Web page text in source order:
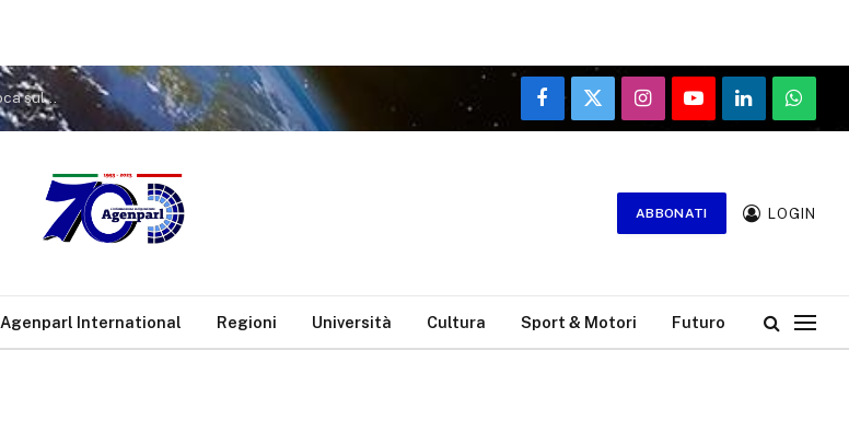
Camera dei deputati: Tragedia di Marcinelle, le interrogazioni dell’epoca sulle condizioni di lavoro dei nostri connazionali
Facebook
X
(Twitter)
InstagramYouTubeLinkedIn
ABBONATI LOGIN
Agenparl International Regioni Università Cultura Sport & Motori Futuro